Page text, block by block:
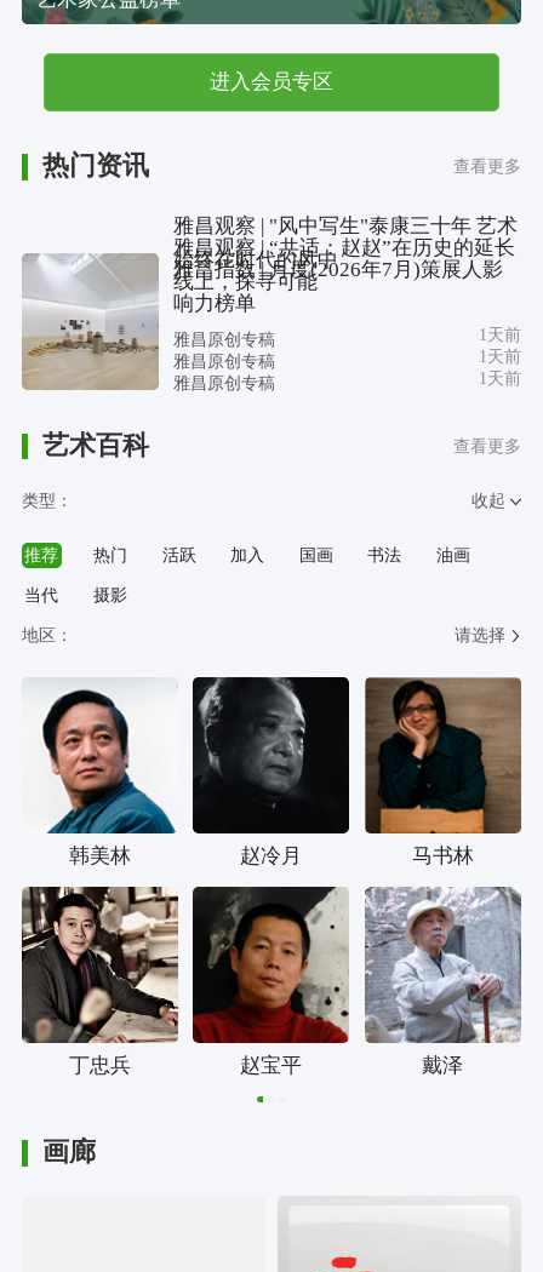
进入会员专区
热门资讯 查看更多
雅昌观察 | "风中写生"泰康三十年 艺术
始终在时代的风中
雅昌原创专稿 1天前
雅昌观察 | “共适：赵赵”在历史的延长
线上，探寻可能
雅昌原创专稿 1天前
雅昌指数 | 月度(2026年7月)策展人影
响力榜单
雅昌原创专稿 1天前
艺术百科 查看更多
类型： 收起
推荐 热门 活跃 加入 国画 书法 油画
当代 摄影
地区： 请选择
韩美林 赵冷月 马书林
丁忠兵 赵宝平 戴泽
画廊